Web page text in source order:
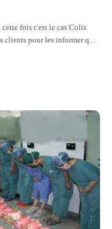
fois c'est le cas Colis
clients pour les informer que